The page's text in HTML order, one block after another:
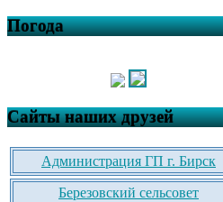
Погода
Сайты наших друзей
Администрация ГП г. Бирск
Березовский сельсовет